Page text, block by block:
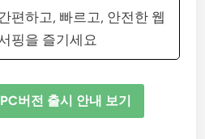
편하고, 빠르고, 안전한 웹
핑을 즐기세요
버전 출시 안내 보기